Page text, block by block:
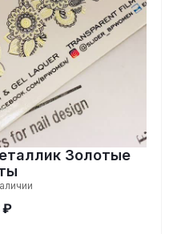
Золотые
₽